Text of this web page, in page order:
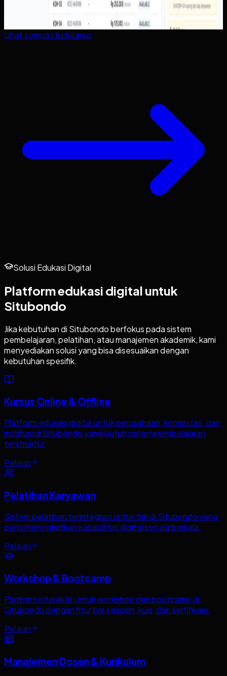
Lihat semua studi kasus
Solusi Edukasi Digital
Platform edukasi digital untuk
Situbondo
Jika kebutuhan di Situbondoberfokus pada sistem
pembelajaran, pelatihan, atau manajemen akademik, kami
menyediakan solusi yang bisa disesuaikan dengan
kebutuhan spesifik.
Kursus Online & Offline
Platform edukasi digital untuk perusahaan, komunitas, dan
institusi di Situbondo yang butuh sistem pembelajaran
terstruktur.
Pelajari
Pelatihan Karyawan
Sistem pelatihan terintegrasi untuk tim di Situbondo yang
perlu meningkatkan kapabilitas digital secara berkala.
Pelajari
Workshop & Bootcamp
Platform interaktif untuk workshop dan bootcamp di
Situbondo dengan fitur live session, kuis, dan sertifikasi.
Pelajari
Manajemen Dosen & Kurikulum